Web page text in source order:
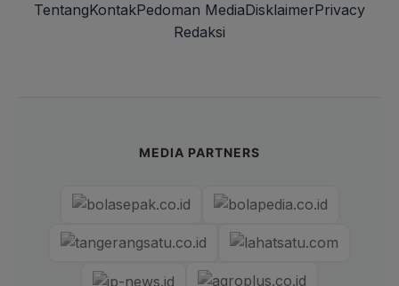
TentangKontakPedoman MediaDisklaimerPrivacy
Redaksi
MEDIA PARTNERS